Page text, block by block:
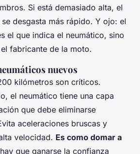
Si está demasiado alta, el
desgasta más rápido. Y ojo: el
el que indica el neumático, sino
fabricante de la moto.
nuevos
kilómetros son críticos.
el neumático tiene una capa
que debe eliminarse
aceleraciones bruscas y
velocidad. Es como domar a
que ganarse la confianza